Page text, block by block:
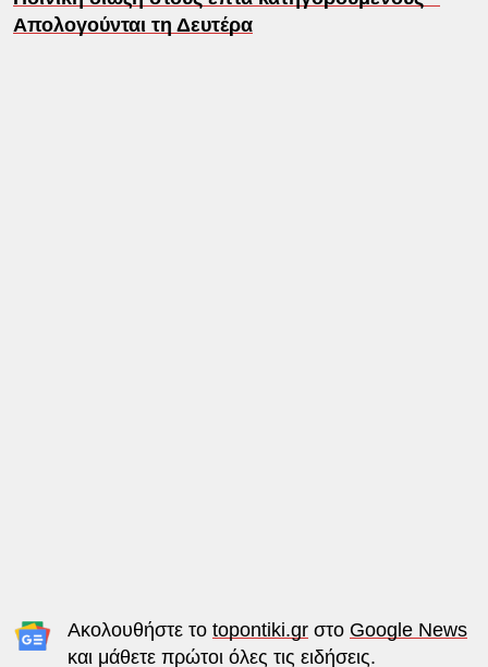
Απολογούνται τη Δευτέρα
Ακολουθήστε το topontiki.grστο Google News
και μάθετε πρώτοι όλες τις ειδήσεις.